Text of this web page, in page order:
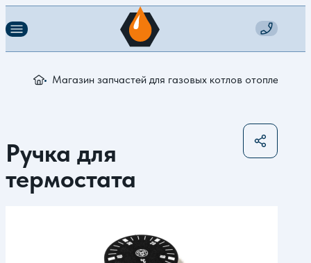
Магазин запчастей для газовых котлов отопления
Ручка для
термостата